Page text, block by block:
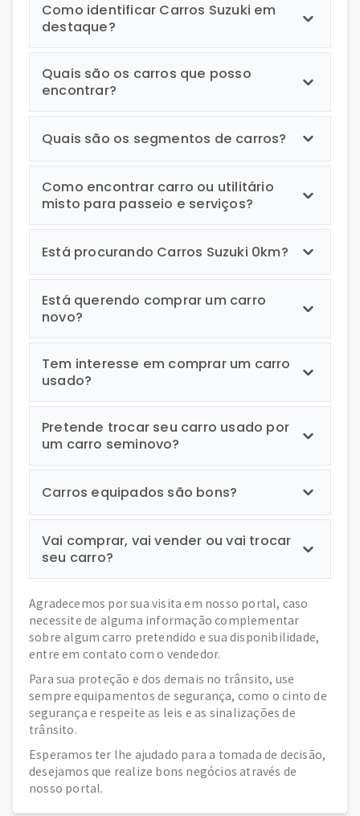
Como identificar Carros Suzuki em
destaque?
Quais são os carros que posso
encontrar?
Quais são os segmentos de carros?
Como encontrar carro ou utilitário
misto para passeio e serviços?
Está procurando Carros Suzuki 0km?
Está querendo comprar um carro
novo?
Tem interesse em comprar um carro
usado?
Pretende trocar seu carro usado por
um carro seminovo?
Carros equipados são bons?
Vai comprar, vai vender ou vai trocar
seu carro?
Agradecemos por sua visita em nosso portal, caso
necessite de alguma informação complementar
sobre algum carro pretendido e sua disponibilidade,
entre em contato com o vendedor.
Para sua proteção e dos demais no trânsito, use
sempre equipamentos de segurança, como o cinto de
segurança e respeite as leis e as sinalizações de
trânsito.
Esperamos ter lhe ajudado para a tomada de decisão,
desejamos que realize bons negócios através de
nosso portal.